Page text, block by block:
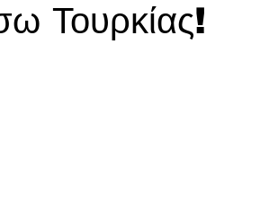
Τουρκίας!